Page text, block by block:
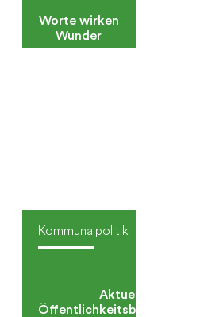
Worte wirken
Wunder
Kommunalpolitik
Aktuelle
Öffentlichkeitsbeteiligungen